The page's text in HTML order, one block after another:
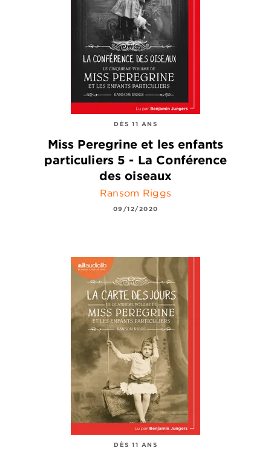
DÈS 11 ANS
Miss Peregrine et les enfants
particuliers 5 - La Conférence
des oiseaux
Ransom Riggs
09/12/2020
DÈS 11 ANS